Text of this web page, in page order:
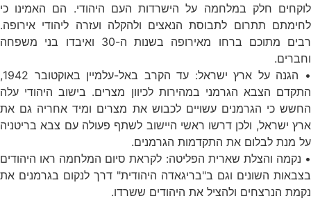
לוקחים חלק במלחמה על הישרדות העם היהודי. הם האמינו כי
לחימתם תתרום לתבוסת הנאצים ולהקלה ועזרה ליהודי אירופה.
רבים מתוכם ברחו מאירופה בשנות ה-30 ואיבדו בני משפחה
וחברים.
• הגנה על ארץ ישראל: עד הקרב באל-עלמיין באוקטובר 1942,
התקדם הצבא הגרמני במהירות לכיוון מצרים. בישוב היהודי עלה
החשש כי הגרמנים עשויים לכבוש את מצרים ומיד אחריה גם את
ארץ ישראל, ולכן דרשו ראשי היישוב לשתף פעולה עם צבא בריטניה
על מנת לבלום את התקדמות הגרמנים.
• נקמה והצלת שארית הפליטה: לקראת סיום המלחמה ראו היהודים
בצבאות השונים וגם ב"בריגאדה היהודית" דרך לנקום בגרמנים את
נקמת הנרצחים ולהציל את היהודים ששרדו.